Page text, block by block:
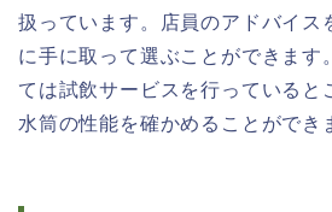
扱っています。店員のアドバイス
に手に取って選ぶことができます
ては試飲サービスを行っていると
水筒の性能を確かめることができ